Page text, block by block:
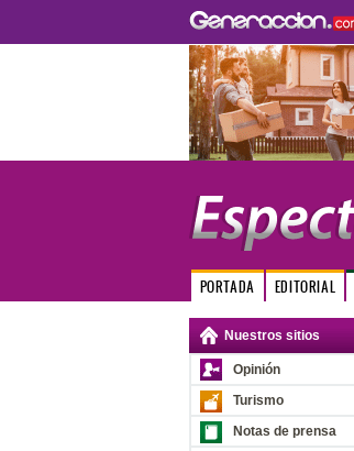
PORTADA EDITORIAL
Nuestros sitios
Opinión
Turismo
Notas de prensa